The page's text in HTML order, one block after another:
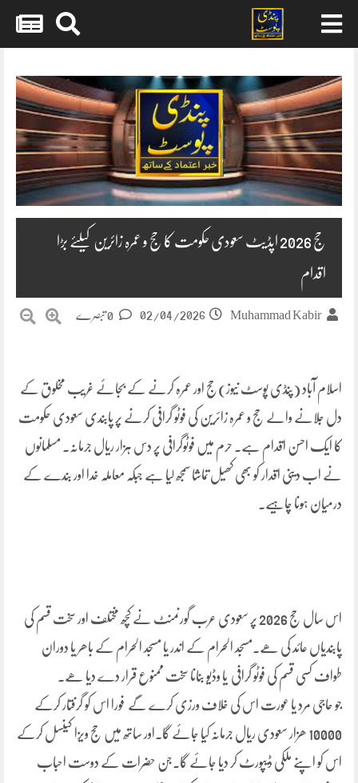
content
حج 2026 اپڈیٹ سعودی حکومت کا حج و عمرہ زائرین کیلئے بڑا
اقدام
Muhammad Kabir
02/04/2026
اسلام آباد (پنڈی پوسٹ نیوز)حج اور عمرہ کرنے کے بجائے غریب مخلوق کے
دل جلانے والے حج و عمرہ زائرین کی فوٹو گرافی کرنے پر پابندی سعودی حکومت
کا ایک احسن اقدام ہے۔ حرم میں فوٹوگرافی پر دس ہزار ریال جرمانہ۔ مسلمانوں
نے اب دینی اقدار کو بھی کھیل تماشا سمجھ لیا ہے جبکہ معاملہ خدا اور بندے کے
درمیان ہونا چاہیے۔
اس سال حج 2026 پر سعودی عرب گورنمنٹ نے کچھ مختلف اور سخت قسم کی
پابندیاں عائد کی ھے۔مسجد الحرام کے اندر یا مسجد الحرام کے باھر یا دوران
طواف کسی قسم کی فوٹو گرافی یا وڈیو بنانا سخت ممنوع قرار دے دیا ھے۔
جو حاجی مرد یا عورت اس کی خلاف ورزی کرے گے فورا اس کو گرفتار کرکے
10000 ھزار سعودی ریال جرمانہ کیا جائے گا۔اور ساتھ میں حج ویزا کینسل کرکے
اس کو اپنے ملکی ڈیپورٹ کر دیا جائے گا۔جن حضرات کے دوست احباب